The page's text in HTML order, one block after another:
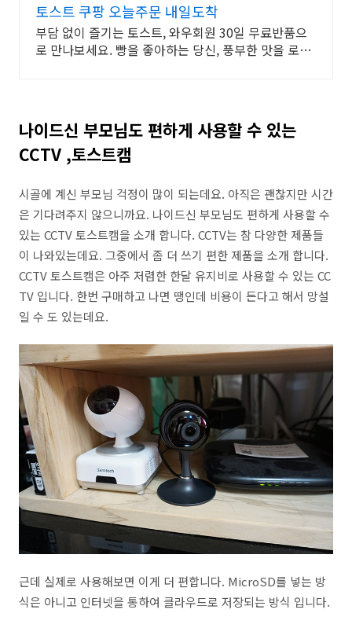
토스트 쿠팡 오늘주문 내일도착
부담 없이 즐기는 토스트, 와우회원 30일 무료반품으
로 만나보세요. 빵을 좋아하는 당신, 풍부한 맛을 로켓
나이드신 부모님도 편하게 사용할 수 있는
CCTV ,토스트캠
시골에 계신 부모님 걱정이 많이 되는데요. 아직은 괜찮지만 시간
은 기다려주지 않으니까요. 나이드신 부모님도 편하게 사용할 수
있는 CCTV 토스트캠을 소개 합니다. CCTV는 참 다양한 제품들
이 나와있는데요. 그중에서 좀 더 쓰기 편한 제품을 소개 합니다.
CCTV 토스트캠은 아주 저렴한 한달 유지비로 사용할 수 있는 CC
TV 입니다. 한번 구매하고 나면 땡인데 비용이 든다고 해서 망설
일 수 도 있는데요.
근데 실제로 사용해보면 이게 더 편합니다. MicroSD를 넣는 방
식은 아니고 인터넷을 통하여 클라우드로 저장되는 방식 입니다.